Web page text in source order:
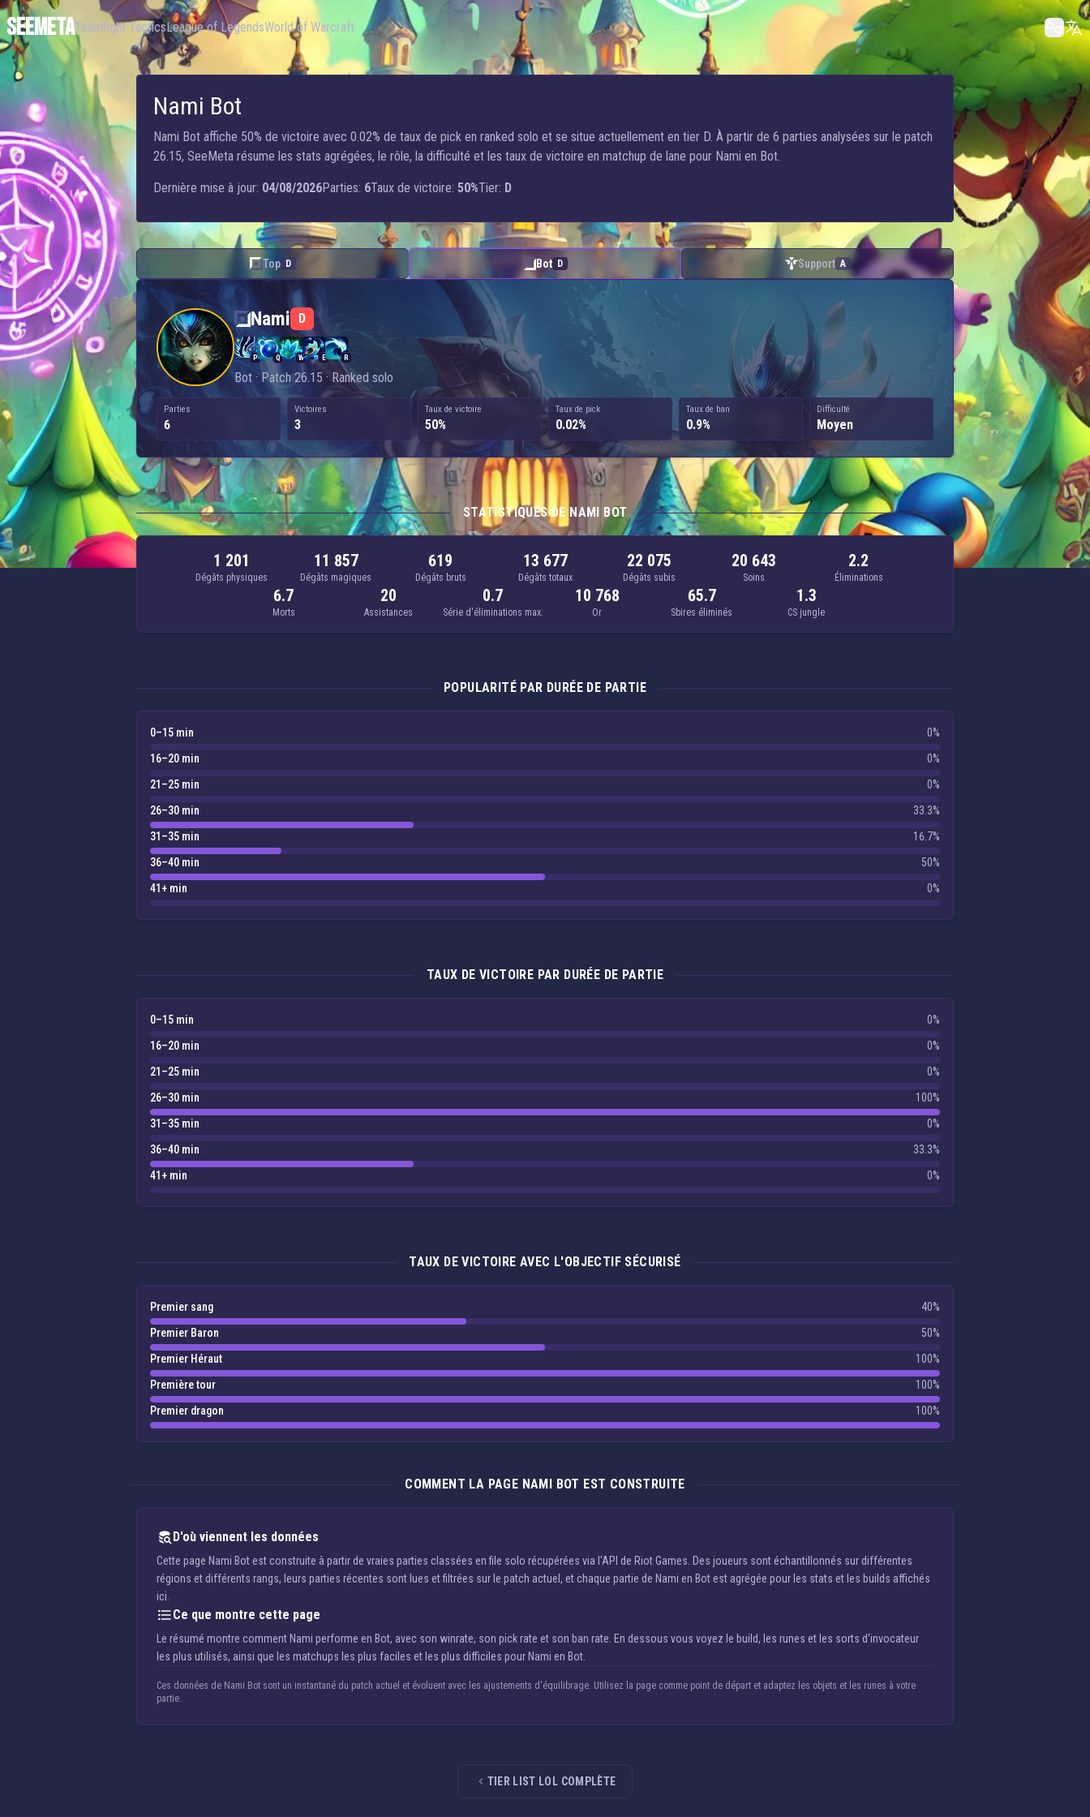
SEEMETATeamfight TacticsLeague of LegendsWorld of Warcraft
Nami Bot
Nami Bot affiche 50% de victoire avec 0.02% de taux de pick en ranked solo et se situe actuellement en tier D. À partir de 6 parties analysées sur le patch
26.15, SeeMeta résume les stats agrégées, le rôle, la difficulté et les taux de victoire en matchup de lane pour Nami en Bot.
Dernière mise à jour: 04/08/2026Parties: 6Taux de victoire: 50%Tier: D
Top D Bot D Support A
Nami — Bot
Nami D
P Q W E R
Bot · Patch 26.15 · Ranked solo
Parties
6
Victoires
3
Taux de victoire
50%
Taux de pick
0.02%
Taux de ban
0.9%
Difficulté
Moyen
STATISTIQUES DE NAMI BOT
1 201
Dégâts physiques
11 857
Dégâts magiques
619
Dégâts bruts
13 677
Dégâts totaux
22 075
Dégâts subis
20 643
Soins
2.2
Éliminations
6.7
Morts
20
Assistances
0.7
Série d'éliminations max.
10 768
Or
65.7
Sbires éliminés
1.3
CS jungle
POPULARITÉ PAR DURÉE DE PARTIE
0–15 min
0%
16–20 min
0%
21–25 min
0%
26–30 min
33.3%
31–35 min
16.7%
36–40 min
50%
41+ min
0%
TAUX DE VICTOIRE PAR DURÉE DE PARTIE
0–15 min
0%
16–20 min
0%
21–25 min
0%
26–30 min
100%
31–35 min
0%
36–40 min
33.3%
41+ min
0%
TAUX DE VICTOIRE AVEC L'OBJECTIF SÉCURISÉ
Premier sang
40%
Premier Baron
50%
Premier Héraut
100%
Première tour
100%
Premier dragon
100%
COMMENT LA PAGE NAMI BOT EST CONSTRUITE
D'où viennent les données
Cette page Nami Bot est construite à partir de vraies parties classées en file solo récupérées via l'API de Riot Games. Des joueurs sont échantillonnés sur différentes
régions et différents rangs, leurs parties récentes sont lues et filtrées sur le patch actuel, et chaque partie de Nami en Bot est agrégée pour les stats et les builds affichés
ici.
Ce que montre cette page
Le résumé montre comment Nami performe en Bot, avec son winrate, son pick rate et son ban rate. En dessous vous voyez le build, les runes et les sorts d'invocateur
les plus utilisés, ainsi que les matchups les plus faciles et les plus difficiles pour Nami en Bot.
Ces données de Nami Bot sont un instantané du patch actuel et évoluent avec les ajustements d'équilibrage. Utilisez la page comme point de départ et adaptez les objets et les runes à votre
partie.
TIER LIST LOL COMPLÈTE